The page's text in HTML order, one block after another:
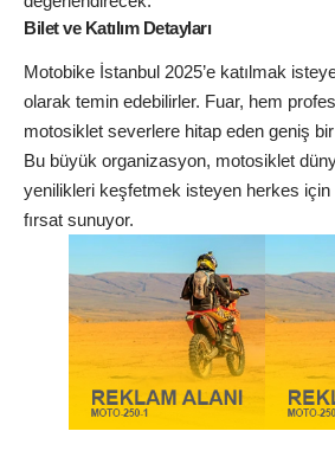
Bilet ve Katılım Detayları
Motobike İstanbul 2025’e katılmak
olarak temin edebilirler. Fuar, hem
motosiklet severlere hitap eden geniş
Bu büyük organizasyon, motosiklet
yenilikleri keşfetmek isteyen herkes için
fırsat sunuyor.